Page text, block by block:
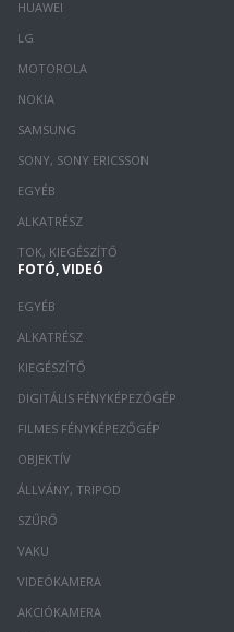
HUAWEI
LG
MOTOROLA
NOKIA
SAMSUNG
SONY, SONY ERICSSON
EGYÉB
ALKATRÉSZ
TOK, KIEGÉSZÍTŐ
FOTÓ, VIDEÓ
EGYÉB
ALKATRÉSZ
KIEGÉSZÍTŐ
DIGITÁLIS FÉNYKÉPEZŐGÉP
FILMES FÉNYKÉPEZŐGÉP
OBJEKTÍV
ÁLLVÁNY, TRIPOD
SZŰRŐ
VAKU
VIDEÓKAMERA
AKCIÓKAMERA